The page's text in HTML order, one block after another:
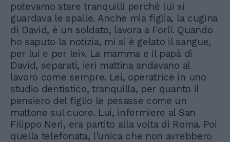
potevamo stare tranquilli perché lui si
guardava le spalle. Anche mia figlia, la cugina
di David, è un soldato, lavora a Forlì. Quando
ho saputo la notizia, mi si è gelato il sangue,
per lui e per lei». La mamma e il papà di
David, separati, ieri mattina andavano al
lavoro come sempre. Lei, operatrice in uno
studio dentistico, tranquilla, per quanto il
pensiero del figlio le pesasse come un
mattone sul cuore. Lui, infermiere al San
Filippo Neri, era partito alla volta di Roma. Poi
quella telefonata, l'unica che non avrebbero